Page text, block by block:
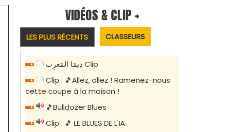
VIDÉOS & CLIP +
LES PLUS RÉCENTS CLASSEURS
دِيمَا المَغرِب Clip
Clip : 🎵Allez, allez ! Ramenez-nous
cette coupe à la maison !
🎵Bulldozer Blues
Clip : 🎵 LE BLUES DE L'IA